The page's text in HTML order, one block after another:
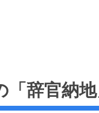
「辞官納